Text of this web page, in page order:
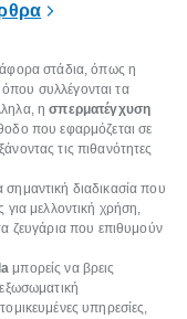
στάδια, όπως η
συλλέγονται τα
ησπερματέγχυση
που εφαρμόζεται σε
τις πιθανότητες
διαδικασία που
για μελλοντική χρήση,
ζευγάρια που επιθυμούν
μπορείς να βρεις
υπηρεσίες,